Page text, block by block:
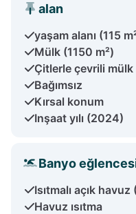
alan
yaşam alanı (115
Mülk (1150 m²)
Çitlerle çevrili mülk
Bağımsız
Kırsal konum
Inşaat yılı (2024)
Banyo
Isıtmalı açık havuz
Havuz ısıtma